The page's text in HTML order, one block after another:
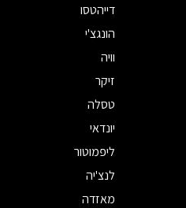
דייהטסו
הונגצ'י
וויה
זיקר
טסלה
יונדאי
ליפמוטור
לנצ'יה
מאזדה